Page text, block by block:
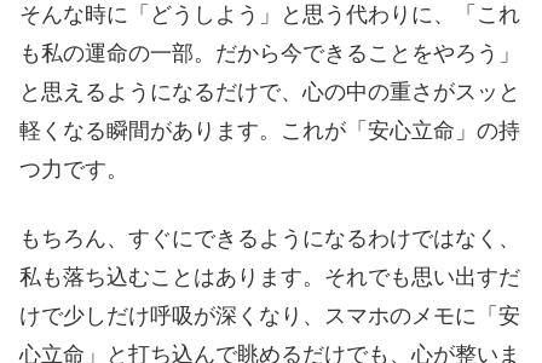
そんな時に「どうしよう」と思う代わりに、「これ
も私の運命の一部。だから今できることをやろう」
と思えるようになるだけで、心の中の重さがスッと
軽くなる瞬間があります。これが「安心立命」の持
つ力です。
もちろん、すぐにできるようになるわけではなく、
私も落ち込むことはあります。それでも思い出すだ
けで少しだけ呼吸が深くなり、スマホのメモに「安
心立命」と打ち込んで眺めるだけでも、心が整いま